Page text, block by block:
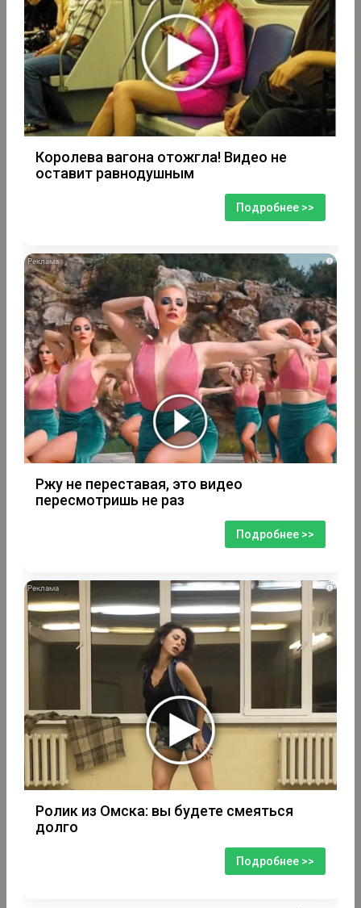
Королева вагона отожгла! Видео не
оставит равнодушным
Подробнее >>
i
Ржу не переставая, это видео
пересмотришь не раз
Подробнее >>
i
Ролик из Омска: вы будете смеяться
долго
Подробнее >>